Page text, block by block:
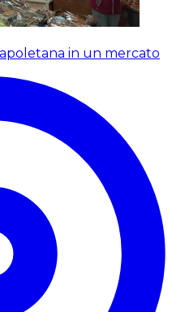
in un mercato